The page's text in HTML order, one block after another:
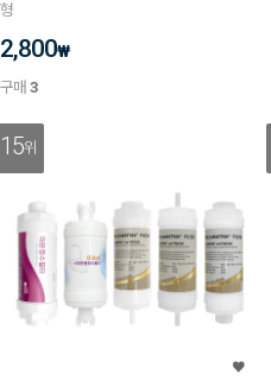
형
2,800₩
구매3
15위